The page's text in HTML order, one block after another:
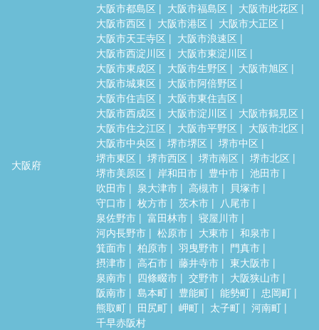
大阪府
大阪市都島区 大阪市福島区
大阪市此花区
大阪市西区
大阪市港区
大阪市大正区
大阪市天王寺区
大阪市浪速区
大阪市西淀川区
大阪市東淀川区
大阪市東成区
大阪市生野区
大阪市旭区
大阪市城東区
大阪市阿倍野区
大阪市住吉区
大阪市東住吉区
大阪市西成区
大阪市淀川区
大阪市鶴見区
大阪市住之江区
大阪市平野区
大阪市北区
大阪市中央区
堺市堺区
堺市中区
堺市東区
堺市西区 堺市南区
堺市北区
堺市美原区
岸和田市 豊中市
池田市
吹田市
泉大津市 高槻市
貝塚市
守口市
枚方市 茨木市
八尾市
泉佐野市
富田林市
寝屋川市
河内長野市
松原市 大東市
和泉市
箕面市
柏原市 羽曳野市
門真市
摂津市
高石市 藤井寺市
東大阪市
泉南市
四條畷市 交野市
大阪狭山市
阪南市
島本町 豊能町 能勢町
忠岡町
熊取町
田尻町 岬町 太子町
河南町
千早赤阪村